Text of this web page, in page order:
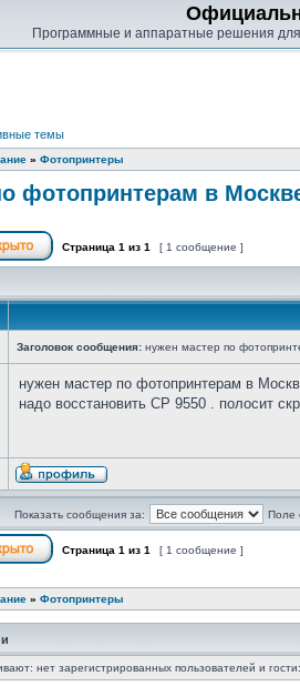
Программные и аппаратные решения
темы
» Фотопринтеры
фотопринтерам в
Страница 1 из 1 [ 1 сообщение ]
Заголовок сообщения: нужен мастер по
нужен мастер по фотопринтерам в
надо восстановить CP 9550 . полосит
Показать сообщения за: Поле
Страница 1 из 1 [ 1 сообщение ]
» Фотопринтеры
нет зарегистрированных пользователей и